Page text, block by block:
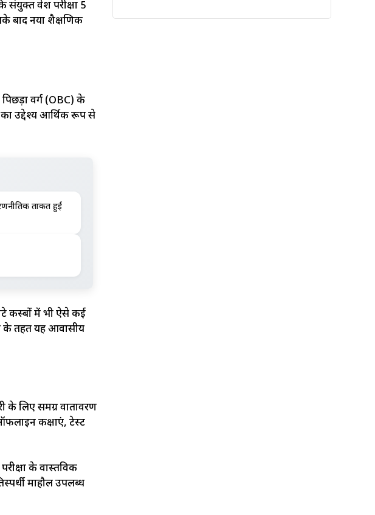
प्रवेश परीक्षा 5
बाद नया शैक्षणिक
वर्ग (OBC) के
उद्देश्य आर्थिक रूप से
ताकत हुई
कस्बों में भी ऐसे कई
के तहत यह आवासीय
के लिए समग्र वातावरण
कक्षाएं, टेस्ट
के वास्तविक
माहौल उपलब्ध